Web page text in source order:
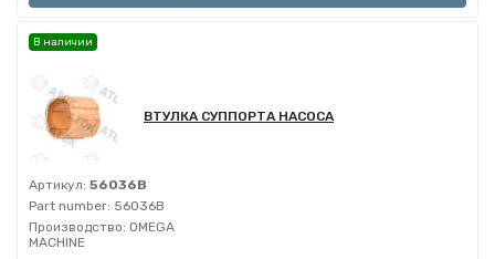
ВТУЛКА СУППОРТА НАСОСА
Артикул: 56036B
Part number: 56036B
Производство: OMEGA
MACHINE
В наличии